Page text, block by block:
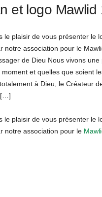
o
g
r
b
et logo Mawlid
le plaisir de vous présenter le
notre association pour le
de Dieu Nous vivons une
moment et quelles que soient
à Dieu, le Créateur
[…]
le plaisir de vous présenter le
notre association pour le